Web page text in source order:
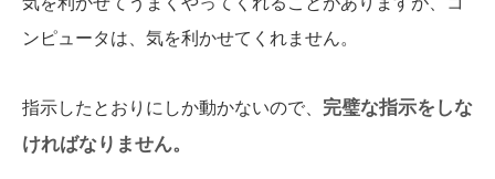
ンピュータは、気を利かせてくれません。
指示したとおりにしか動かないので、 完璧な指示をしな
ければなりません。